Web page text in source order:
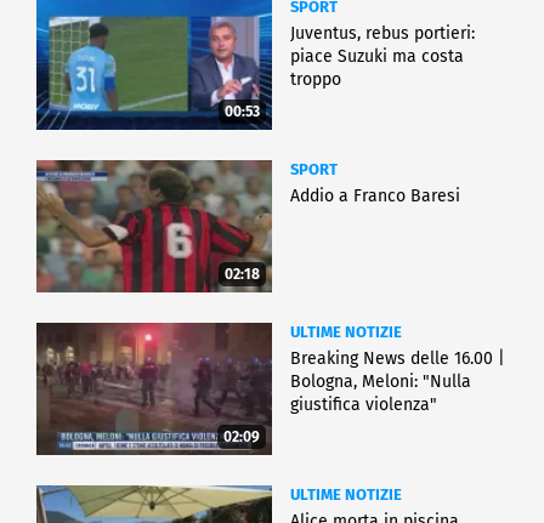
00:53
SPORT
Juventus, rebus portieri:
piace Suzuki ma costa
troppo
02:18
SPORT
Addio a Franco Baresi
02:09
ULTIME NOTIZIE
Breaking News delle 16.00 |
Bologna, Meloni: "Nulla
giustifica violenza"
ULTIME NOTIZIE